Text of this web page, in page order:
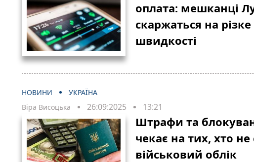
оплата: мешканці
скаржаться на
швидкості
НОВИНИ
УКРАЇНА
Віра Висоцька
26:09:2025 13:21
Штрафи та
чекає на тих, хто не
військовий облік